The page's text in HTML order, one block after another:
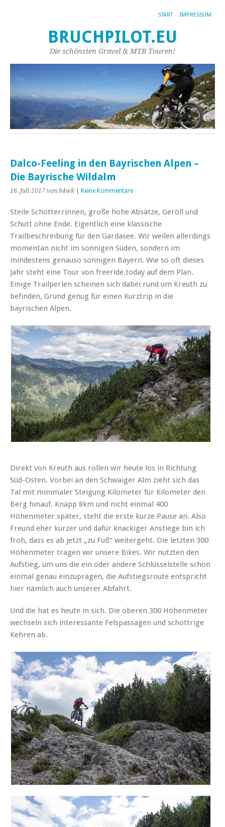
START IMPRESSUM
BRUCHPILOT.EU
Die schönsten Gravel & MTB Touren!
Dalco-Feeling in den Bayrischen Alpen –
Die Bayrische Wildalm
16. Juli 2017 von h4wk Keine Kommentare
Steile Schotterrinnen, große hohe Absätze, Geröll und
Schutt ohne Ende. Eigentlich eine klassische
Trailbeschreibung für den Gardasee. Wir weilen allerdings
momentan nicht im sonnigen Süden, sondern im
mindestens genauso sonnigen Bayern. Wie so oft dieses
Jahr steht eine Tour von freeride.today auf dem Plan.
Einige Trailperlen scheinen sich dabei rund um Kreuth zu
befinden, Grund genug für einen Kurztrip in die
bayrischen Alpen.
Direkt von Kreuth aus rollen wir heute los in Richtung
Süd-Osten. Vorbei an den Schwaiger Alm zieht sich das
Tal mit minimaler Steigung Kilometer für Kilometer den
Berg hinauf. Knapp 8km und nicht einmal 400
Höhenmeter später, steht die erste kurze Pause an. Also
Freund eher kurzer und dafür knackiger Anstiege bin ich
froh, dass es ab jetzt „zu Fuß“ weitergeht. Die letzten 300
Höhenmeter tragen wir unsere Bikes. Wir nutzten den
Aufstieg, um uns die ein oder andere Schlüsselstelle schon
einmal genau einzuprägen, die Aufstiegsroute entspricht
hier nämlich auch unserer Abfahrt.
Und die hat es heute in sich. Die oberen 300 Höhenmeter
wechseln sich interessante Felspassagen und schottrige
Kehren ab.